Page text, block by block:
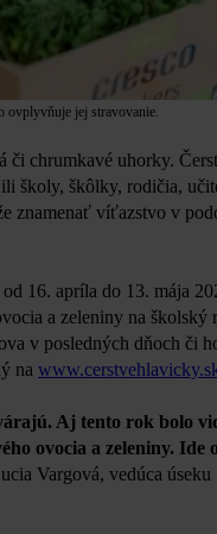
ovplyvňuje jej stravovanie.
či chrumkavé uhorky.
školy, škôlky, rodičia,
znamenať víťazstvo v
16. apríla do 13. mája
a zeleniny na školský
v posledných dňoch či
na
Aj tento rok bolo
ovocia a zeleniny. Ide
Vargová, vedúca úseku